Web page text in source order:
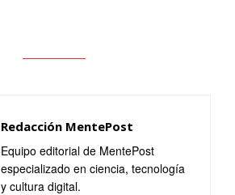
Redacción MentePost
Equipo editorial de MentePost
especializado en ciencia, tecnología
y cultura digital.